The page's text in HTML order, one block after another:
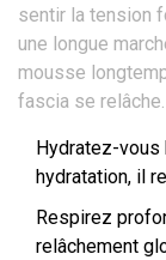
sentir la tension
une longue
mousse
fascia se relâche.
Hydratez-vous
hydratation, il
Respirez
relâchement